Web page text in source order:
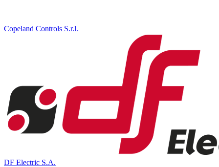
Copeland Controls S.r.l.
DF Electric S.A.